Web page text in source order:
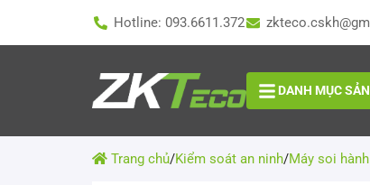
Hotline: 093.6611.372
DANH MỤC
Trang chủ/Kiểm soát an ninh/Máy soi